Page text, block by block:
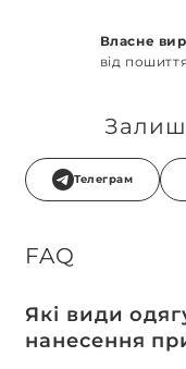
Власне
від
Телеграм
FAQ
Які види
нанесення